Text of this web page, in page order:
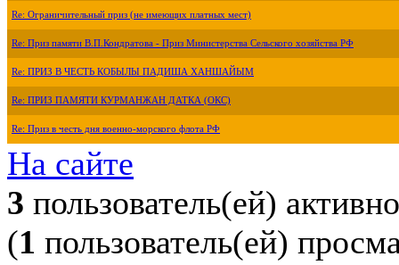
Re: Ограничительный приз (не имеющих платных мест)
Re: Приз памяти В.П.Кондратова - Приз Министерства Сельского хозяйства РФ
Re: ПРИЗ В ЧЕСТЬ КОБЫЛЫ ПАДИША ХАНШАЙЫМ
Re: ПРИЗ ПАМЯТИ КУРМАНЖАН ДАТКА (ОКС)
Re: Приз в честь дня военно-морского флота РФ
На сайте
3 пользователь(ей) активно
(1 пользователь(ей)